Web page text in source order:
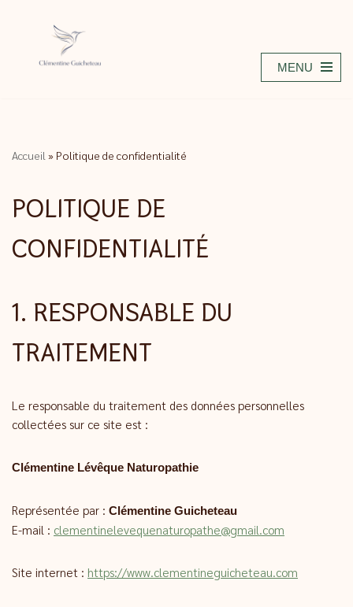
MENU
Accueil » Politique de confidentialité
POLITIQUE DE
CONFIDENTIALITÉ
1. RESPONSABLE DU
TRAITEMENT
Le responsable du traitement des données personnelles
collectées sur ce site est :
Clémentine Lévêque Naturopathie
Représentée par : Clémentine Guicheteau
E-mail : clementinelevequenaturopathe@gmail.com
Site internet : https://www.clementineguicheteau.com